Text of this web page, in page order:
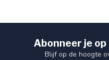
Abonneer je
Blijf op de hoogte